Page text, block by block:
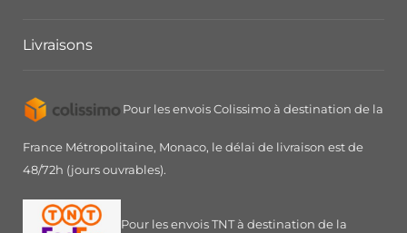
Livraisons
Pour les envois Colissimo à destination de la
France Métropolitaine, Monaco, le délai de livraison est de
48/72h (jours ouvrables).
Pour les envois TNT à destination de la